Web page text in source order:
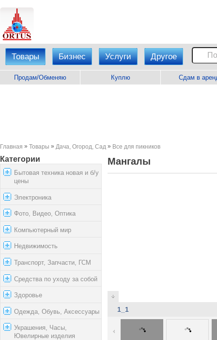
Товары Бизнес Услуги Другое
Продам/Обменяю Куплю Сдам в
Главная » Товары » Дача, Огород, Сад » Все для пикников
Категории
Бытовая техника новая и б/у
цены
Электроника
Фото, Видео, Оптика
Компьютерный мир
Недвижимость
Транспорт, Запчасти, ГСМ
Средства по уходу за собой
Здоровье
Одежда, Обувь, Аксессуары
Украшения, Часы,
Ювелирные изделия
Мангалы
1_1